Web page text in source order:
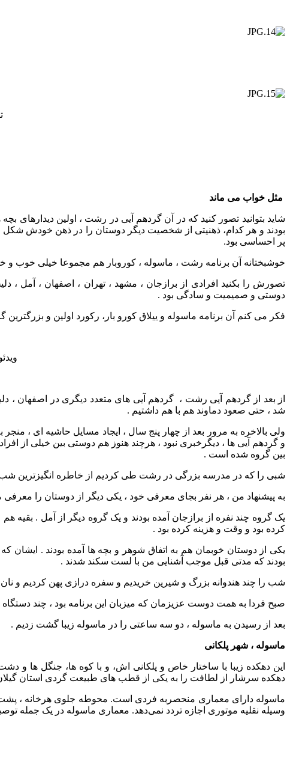
مثل خواب می ماند
شاید بتوانید تصور کنید که در آن گردهم آیی در رشت ، اولین دیدارهای
بودند و هر کدام، ذهنیتی از شخصیت دیگر دوستان را در ذهن خودش شکل
پر احساسی بود.
خوشبختانه آن برنامه رشت ، ماسوله ، کوروبار هم مجموعا خیلی خوب و
تصورش را بکنید افرادی از برازجان ، مشهد ، تهران ، اصفهان ، آمل
دوستی و صمیمیت و سادگی بود .
فکر می کنم آن برنامه ماسوله و ییلاق کورو بار، رکورد اولین و
از بعد از گردهم آیی رشت ، گردهم آیی های متعدد دیگری در اصفهان ،
شد ، حتی صعود دماوند هم با هم داشتیم .
ولی بالاخره به مرور بعد از چهار پنج سال ، ایجاد مسایل حاشیه ای ،
و گردهم آیی ها ، دیگرخبری نبود ، هرچند هنوز هم دوستی بین خیلی از
بین گروه شده است .
شبی را که در مدرسه بزرگی در رشت طی کردیم از خاطره انگیزترین
به پیشنهاد من ، هر نفر بجای معرفی خود ، یکی دیگر از دوستان را
یک گروه چند نفره از برازجان آمده بودند و یک گروه دیگر از آمل . بقیه
کرده بود و وقت و هزینه کرده بود .
یکی از دوستان خوبمان هم به اتفاق شوهر و بچه ها آمده بودند .
بودند که مدتی قبل موجب آشنایی من با لست سکند شدند .
شب را چند هندوانه بزرگ و شیرین خریدیم و سفره درازی پهن کردیم و
صبح فردا به همت دوست عزیزمان که میزبان این برنامه بود ، چند
بعد از رسیدن به ماسوله ، دو سه ساعتی را در ماسوله زیبا گشت زدیم .
ماسوله ، شهر پلکانی
این دهکده زیبا با ساختار خاص و پلکانی اش، و با کوه ها، جنگل ها
دهکده سرشار از لطافت را به یکی از قطب های طبیعت گردی استان
ماسوله دارای معماری منحصربه ‌فردی است. محوطه جلوی هرخانه‌ ، پشت
وسیله نقلیه موتوری اجازه تردد نمی‌دهد. معماری ماسوله در یک جمله